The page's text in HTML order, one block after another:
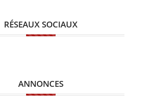
RÉSEAUX SOCIAUX
ANNONCES